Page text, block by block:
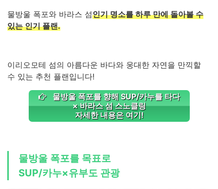
물방울 폭포와 바라스 섬인기 명소를 하루 만에 돌아볼 수
있는 인기 플랜.
이리오모테 섬의 아름다운 바다와 웅대한 자연을 만끽할
수 있는 추천 플랜입니다!
물방울 폭포를 향해 SUP/카누를 타다
× 바라스 섬 스노클링
자세한 내용은 여기!
물방울 폭포를 목표로
SUP/카누×유부도 관광